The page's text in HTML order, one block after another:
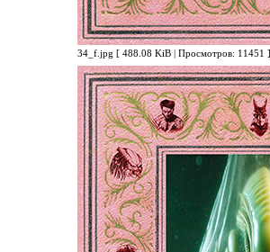
34_f.jpg [ 488.08 KiB | Просмотров: 11451 ]